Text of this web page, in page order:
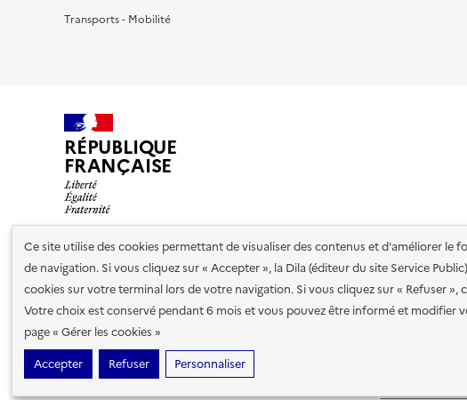
Ce site utilise des cookies permettant de visualiser des contenus et d'améliorer le
de navigation. Si vous cliquez sur « Accepter », la Dila (éditeur du site Service
cookies sur votre terminal lors de votre navigation. Si vous cliquez sur « Refuser »,
Votre choix est conservé pendant 6 mois et vous pouvez être informé et modifier
page « Gérer les cookies »
Accepter
Refuser Personnaliser
Transports - Mobilité
RÉPUBLIQUE
FRANÇAISE
Nos partenaires
Plan du site Accessibilité : totalement conforme
cookies